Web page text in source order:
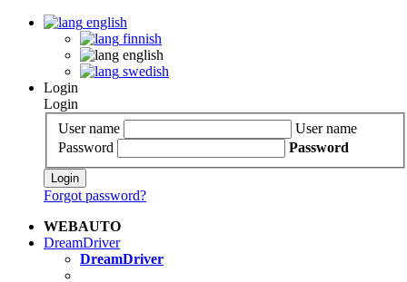
english
finnish
english
swedish
Login
Login
User name
User name
Password
Password
Login
Forgot password?
WEBAUTO
DreamDriver
DreamDriver